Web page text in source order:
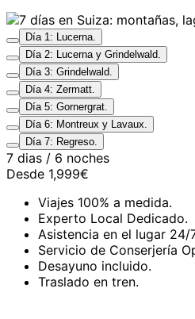
Día 1: Lucerna.
Día 2: Lucerna y Grindelwald.
Día 3: Grindelwald.
Día 4: Zermatt.
Día 5: Gornergrat.
Día 6: Montreux y Lavaux.
Día 7: Regreso.
7 dias / 6 noches
Desde 1,999€
Viajes 100% a medida.
Experto Local Dedicado.
Asistencia en el lugar 24/
Servicio de Conserjería
Desayuno incluido.
Traslado en tren.